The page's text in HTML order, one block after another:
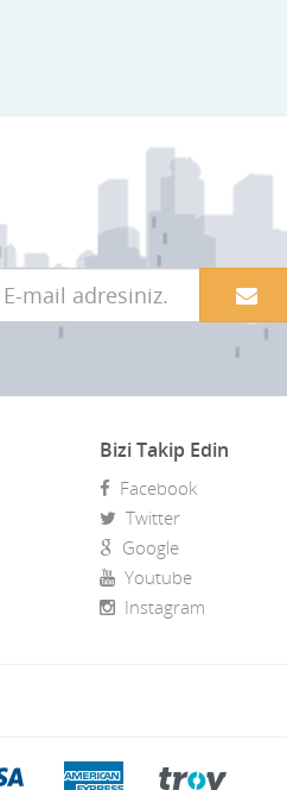
Bizi Takip Edin
Facebook
Twitter
Google
Youtube
Instagram